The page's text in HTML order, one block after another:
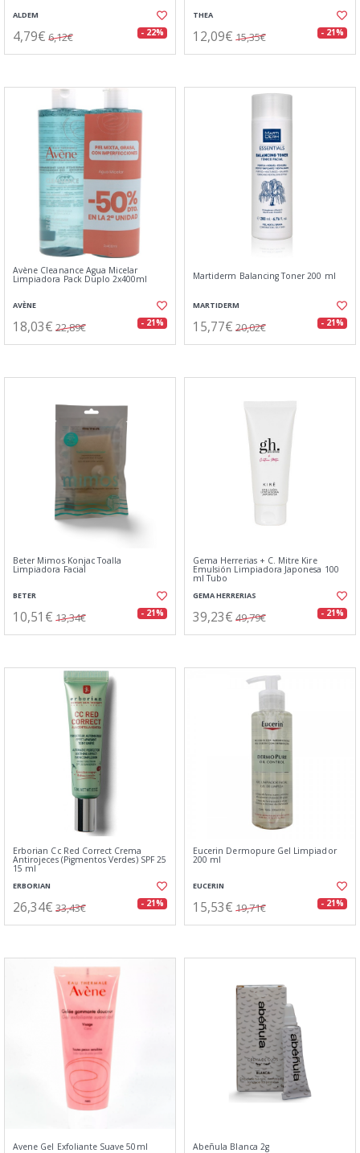
ALDEM
4,79€ 6,12€ - 22%
THEA
12,09€ 15,35€ - 21%
Avène Cleanance Agua Micelar
Limpiadora Pack Duplo 2x400ml
AVÈNE
18,03€ 22,89€ - 21%
Martiderm Balancing Toner 200 ml
MARTIDERM
15,77€ 20,02€ - 21%
Beter Mimos Konjac Toalla
Limpiadora Facial
BETER
10,51€ 13,34€ - 21%
Gema Herrerias + C. Mitre Kire
Emulsión Limpiadora Japonesa 100
ml Tubo
GEMA HERRERIAS
39,23€ 49,79€ - 21%
Erborian Cc Red Correct Crema
Antirojeces (Pigmentos Verdes) SPF 25
15 ml
ERBORIAN
26,34€ 33,43€ - 21%
Eucerin Dermopure Gel Limpiador
200 ml
EUCERIN
15,53€ 19,71€ - 21%
Avene Gel Exfoliante Suave 50ml Abeñula Blanca 2g